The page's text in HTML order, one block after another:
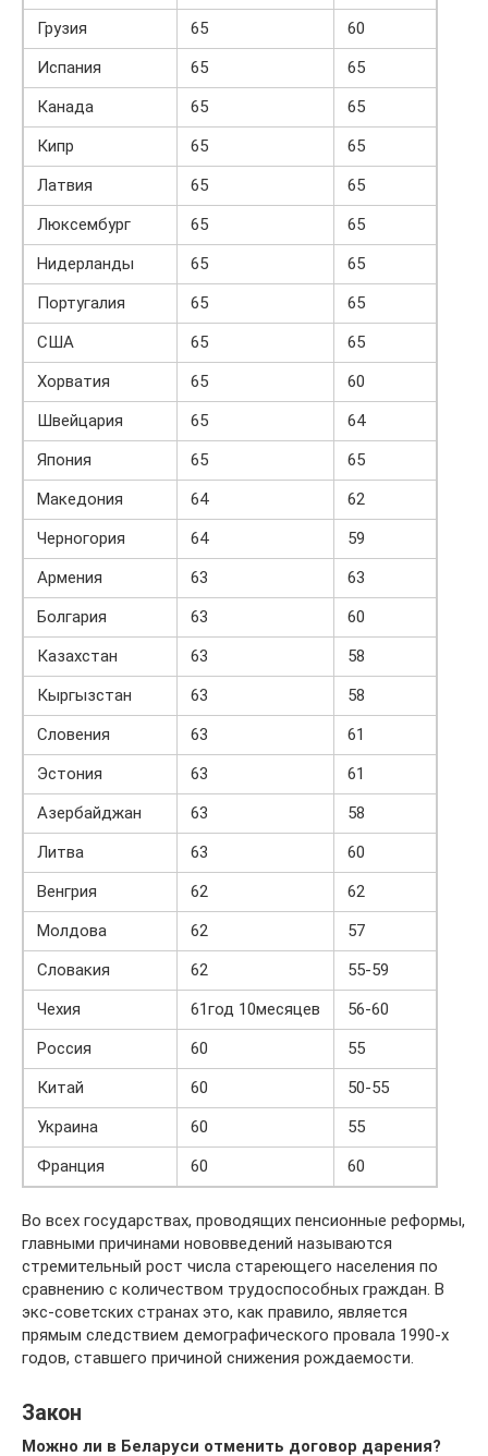
Грузия
65
60
Испания
65
65
Канада
65
65
Кипр
65
65
Латвия
65
65
Люксембург
65
65
Нидерланды
65
65
Португалия
65
65
США
65
65
Хорватия
65
60
Швейцария
65
64
Япония
65
65
Македония
64
62
Черногория
64
59
Армения
63
63
Болгария
63
60
Казахстан
63
58
Кыргызстан
63
58
Словения
63
61
Эстония
63
61
Азербайджан
63
58
Литва
63
60
Венгрия
62
62
Молдова
62
57
Словакия
62
55-59
Чехия
61год 10месяцев
56-60
Россия
60
55
Китай
60
50-55
Украина
60
55
Франция
60 60
Во всех государствах, проводящих пенсионные реформы,
главными причинами нововведений называются
стремительный рост числа стареющего населения по
сравнению с количеством трудоспособных граждан. В
экс-советских странах это, как правило, является
прямым следствием демографического провала 1990-х
годов, ставшего причиной снижения рождаемости.
Закон
Можно ли в Беларуси отменить договор дарения?